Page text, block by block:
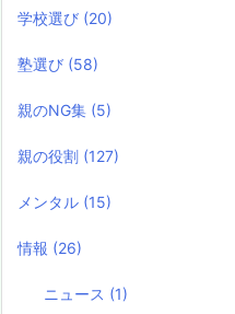
学校選び (20)
塾選び (58)
親のNG集 (5)
親の役割 (127)
メンタル (15)
情報 (26)
ニュース (1)